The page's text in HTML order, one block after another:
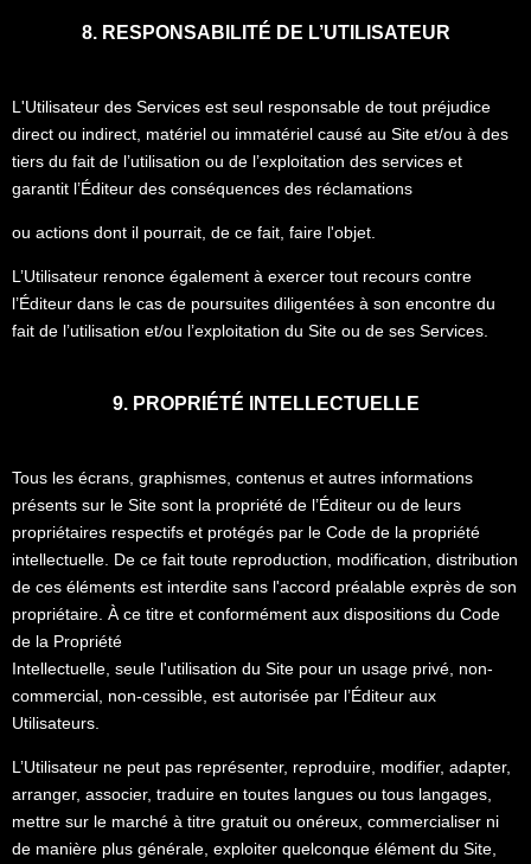
8. RESPONSABILITÉ DE L’UTILISATEUR
L'Utilisateur des Services est seul responsable de tout préjudice
direct ou indirect, matériel ou immatériel causé au Site et/ou à des
tiers du fait de l’utilisation ou de l’exploitation des services et
garantit l’Éditeur des conséquences des réclamations
ou actions dont il pourrait, de ce fait, faire l'objet.
L’Utilisateur renonce également à exercer tout recours contre
l’Éditeur dans le cas de poursuites diligentées à son encontre du
fait de l’utilisation et/ou l’exploitation du Site ou de ses Services.
9. PROPRIÉTÉ INTELLECTUELLE
Tous les écrans, graphismes, contenus et autres informations
présents sur le Site sont la propriété de l’Éditeur ou de leurs
propriétaires respectifs et protégés par le Code de la propriété
intellectuelle. De ce fait toute reproduction, modification, distribution
de ces éléments est interdite sans l'accord préalable exprès de son
propriétaire. À ce titre et conformément aux dispositions du Code
de la Propriété
Intellectuelle, seule l'utilisation du Site pour un usage privé, non-
commercial, non-cessible, est autorisée par l’Éditeur aux
Utilisateurs.
L’Utilisateur ne peut pas représenter, reproduire, modifier, adapter,
arranger, associer, traduire en toutes langues ou tous langages,
mettre sur le marché à titre gratuit ou onéreux, commercialiser ni
de manière plus générale, exploiter quelconque élément du Site,